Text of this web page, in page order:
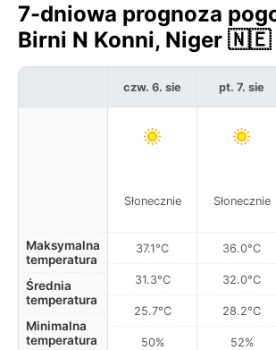
7-dniowa prognoza
Birni N Konni, Niger 🇳🇪
Maksymalna
temperatura
Średnia
temperatura
Minimalna
temperatura
czw. 6. sie
Słonecznie
37.1°C
31.3°C
25.7°C
50%
pt. 7. sie
Słonecznie
36.0°C
32.0°C
28.2°C
52%